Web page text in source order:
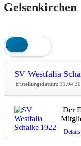
Gelsenkirchen
SV Westfalia
Erstellungsdatum:
Der
Details